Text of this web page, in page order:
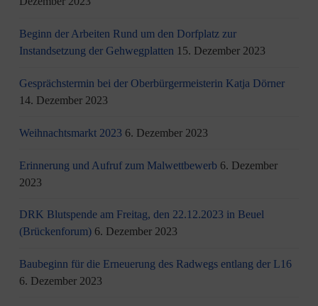
Beginn der Arbeiten Rund um den Dorfplatz zur
Instandsetzung der Gehwegplatten 15. Dezember 2023
Gesprächstermin bei der Oberbürgermeisterin Katja Dörner
14. Dezember 2023
Weihnachtsmarkt 2023 6. Dezember 2023
Erinnerung und Aufruf zum Malwettbewerb 6. Dezember
2023
DRK Blutspende am Freitag, den 22.12.2023 in Beuel
(Brückenforum) 6. Dezember 2023
Baubeginn für die Erneuerung des Radwegs entlang der L16
6. Dezember 2023